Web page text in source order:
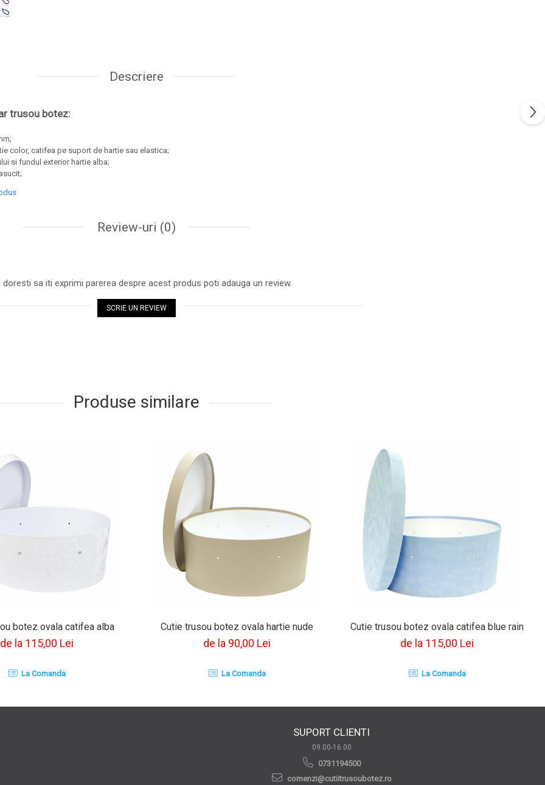
Descriere
trusou botez:
color, catifea pe suport de hartie sau elastica;
si fundul exterior hartie alba;
Review-uri (0)
doresti sa iti exprimi parerea despre acest produs poti adauga un review.
SCRIE UN REVIEW
Produse similare
botez ovala catifea alba
de la 115,00 Lei
La Comanda
Cutie trusou botez ovala hartie nude
de la 90,00 Lei
La Comanda
Cutie trusou botez ovala catifea blue rain
de la 115,00 Lei
La Comanda
SUPORT CLIENTI
09.00-16.00
0731194500
comenzi@cutiitrusoubotez.ro